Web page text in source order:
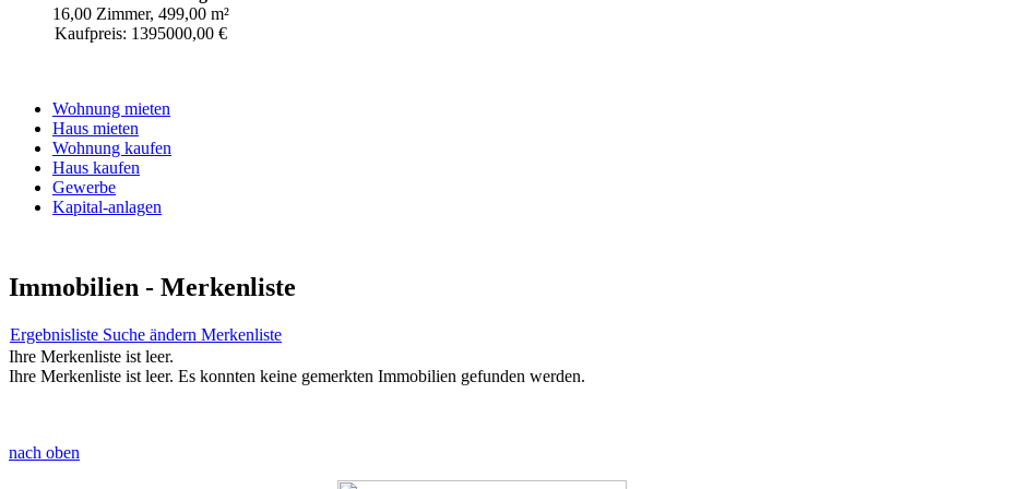
16,00 Zimmer, 499,00 m²
Kaufpreis: 1395000,00 €
Wohnung mieten
Haus mieten
Wohnung kaufen
Haus kaufen
Gewerbe
Kapital-anlagen
Immobilien - Merkenliste
Ergebnisliste Suche ändern Merkenliste
Ihre Merkenliste ist leer.
Ihre Merkenliste ist leer. Es konnten keine gemerkten Immobilien gefunden werden.
nach oben